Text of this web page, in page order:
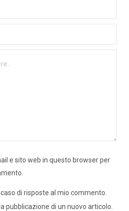
e sito web in questo browser per
di risposte al mio commento.
pubblicazione di un nuovo articolo.